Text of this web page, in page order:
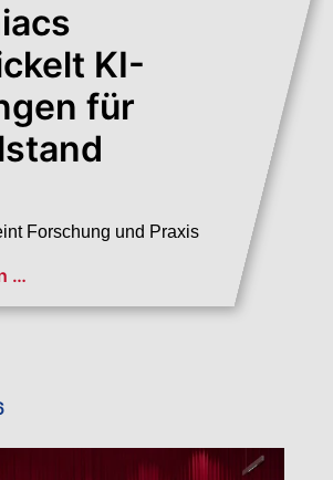
KI-
für
Forschung und Praxis
…